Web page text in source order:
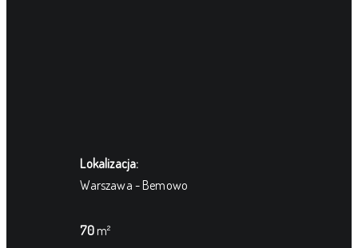
Lokalizacja:
Warszawa - Bemowo
70m²